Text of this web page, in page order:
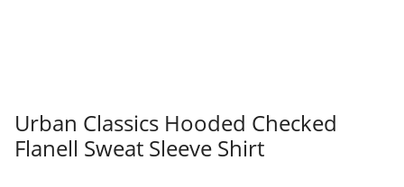
Urban Classics Hooded Checked
Flanell Sweat Sleeve Shirt